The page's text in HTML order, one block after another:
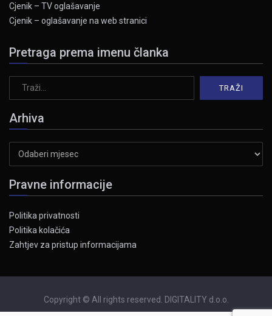
Cjenik – TV oglašavanje
Cjenik – oglašavanje na web stranici
Pretraga prema imenu članka
Arhiva
Pravne informacije
Politika privatnosti
Politika kolačića
Zahtjev za pristup informacijama
Copyright © All rights reserved. DIGITALITY d.o.o.